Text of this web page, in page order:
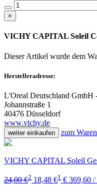
×
VICHY CAPITAL Soleil
Dieser Artikel wurde dem
Herstelleradresse:
L'Oreal Deutschland GmbH
Johannstraße 1
40476 Düsseldorf
www.vichy.de
weiter einkaufen zum
VICHY CAPITAL Soleil
24,00 €2 18,48 €1 € 369,60 /